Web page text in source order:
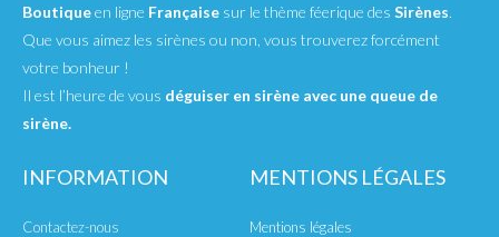
Boutiqueen ligne Française sur le thème féerique des Sirènes.
Que vous aimez les sirènes ou non, vous trouverez forcément
votre bonheur !
Il est l’heure de vous déguiser en sirène avec une queue de
sirène.
INFORMATION
Contactez-nous
MENTIONS LÉGALES
Mentions légales